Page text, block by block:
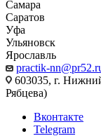
Самара
Саратов
Уфа
Ульяновск
Ярославль
practik-
603035, г.
Рябцева)
Вконтакте
Telegram